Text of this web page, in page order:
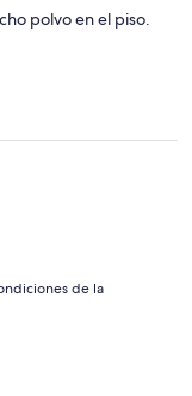
polvo en el piso.
de la